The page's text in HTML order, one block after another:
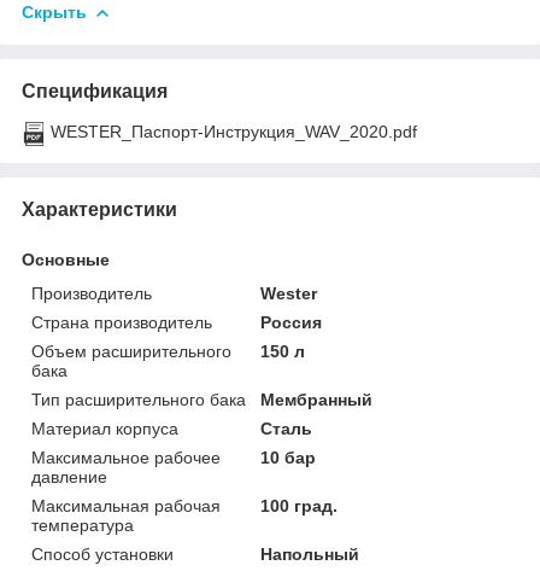
Скрыть
Спецификация
WESTER_Паспорт-Инструкция_WAV_2020.pdf
Характеристики
Основные
Производитель
Wester
Страна производитель
Россия
Объем расширительного
бака
150 л
Тип расширительного бака
Мембранный
Материал корпуса
Сталь
Максимальное рабочее
давление
10 бар
Максимальная рабочая
температура
100 град.
Способ установки
Напольный